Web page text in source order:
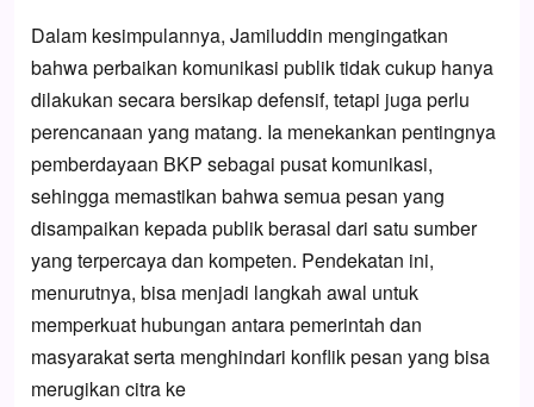
Dalam kesimpulannya, Jamiluddin mengingatkan
bahwa perbaikan komunikasi publik tidak cukup hanya
dilakukan secara bersikap defensif, tetapi juga perlu
perencanaan yang matang. Ia menekankan pentingnya
pemberdayaan BKP sebagai pusat komunikasi,
sehingga memastikan bahwa semua pesan yang
disampaikan kepada publik berasal dari satu sumber
yang terpercaya dan kompeten. Pendekatan ini,
menurutnya, bisa menjadi langkah awal untuk
memperkuat hubungan antara pemerintah dan
masyarakat serta menghindari konflik pesan yang bisa
merugikan citra ke